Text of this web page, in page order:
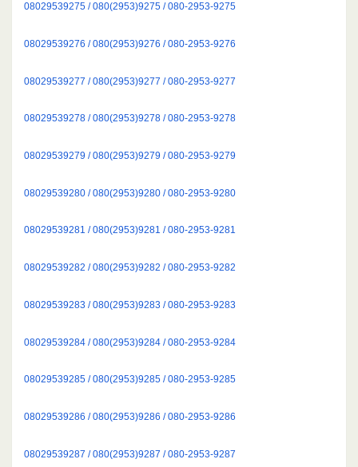
08029539275 / 080(2953)9275 / 080-2953-9275
08029539276 / 080(2953)9276 / 080-2953-9276
08029539277 / 080(2953)9277 / 080-2953-9277
08029539278 / 080(2953)9278 / 080-2953-9278
08029539279 / 080(2953)9279 / 080-2953-9279
08029539280 / 080(2953)9280 / 080-2953-9280
08029539281 / 080(2953)9281 / 080-2953-9281
08029539282 / 080(2953)9282 / 080-2953-9282
08029539283 / 080(2953)9283 / 080-2953-9283
08029539284 / 080(2953)9284 / 080-2953-9284
08029539285 / 080(2953)9285 / 080-2953-9285
08029539286 / 080(2953)9286 / 080-2953-9286
08029539287 / 080(2953)9287 / 080-2953-9287